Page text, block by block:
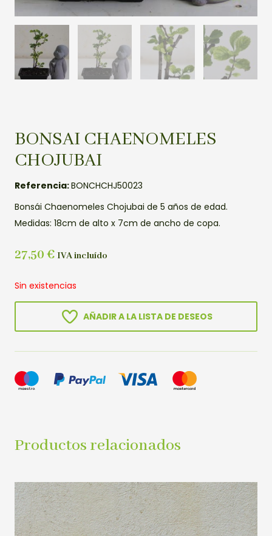
BONSAI CHAENOMELES
CHOJUBAI
Referencia:BONCHCHJ50023
Bonsái Chaenomeles Chojubai de 5 años de edad.
Medidas: 18cm de alto x 7cm de ancho de copa.
27,50 € IVA incluído
Sin existencias
AÑADIR A LA LISTA DE DESEOS
Productos relacionados